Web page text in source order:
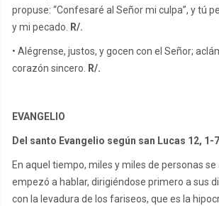
propuse: “Confesaré al Señor mi culpa”, y tú
y mi pecado. R/.
• Alégrense, justos, y gocen con el Señor;
corazón sincero. R/.
EVANGELIO
Del santo Evangelio según san Lucas 12, 1-7
En aquel tiempo, miles y miles de personas
empezó a hablar, dirigiéndose primero a sus
con la levadura de los fariseos, que es la